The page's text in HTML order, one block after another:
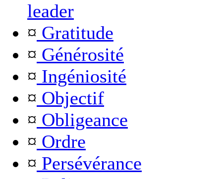
leader
¤ Gratitude
¤ Générosité
¤ Ingéniosité
¤ Objectif
¤ Obligeance
¤ Ordre
¤ Persévérance